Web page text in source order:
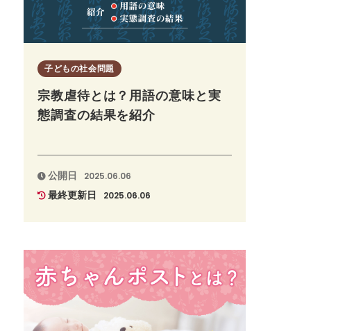
子どもの社会問題
宗教虐待とは？用語の意味と実
態調査の結果を紹介
公開日 2025.06.06
最終更新日 2025.06.06